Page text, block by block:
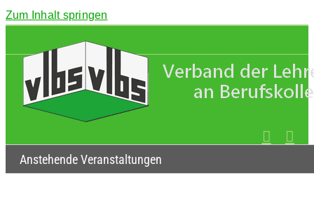
Zum Inhalt springen
Anstehende Veranstaltungen